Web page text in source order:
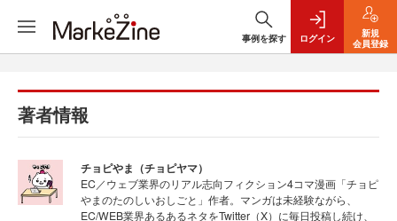
事例を探す ログイン
新規
会員登録
著者情報
チョピやま（チョピヤマ）
EC／ウェブ業界のリアル志向フィクション4コマ漫画「チョピ
やまのたのしいおしごと」作者。マンガは未経験ながら、
EC/WEB業界あるあるネタをTwitter（X）に毎日投稿し続け、